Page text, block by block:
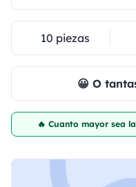
10 piezas
😀 O
🔥 Cuanto mayor sea